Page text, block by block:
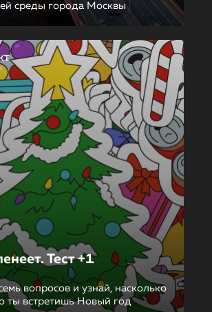
среды города Москвы
Тест +1
вопросов и узнай, насколько
ты встретишь Новый год